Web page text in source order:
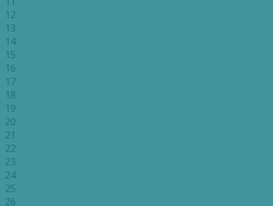
12
13
14
15
16
17
18
19
20
21
22
23
24
25
26